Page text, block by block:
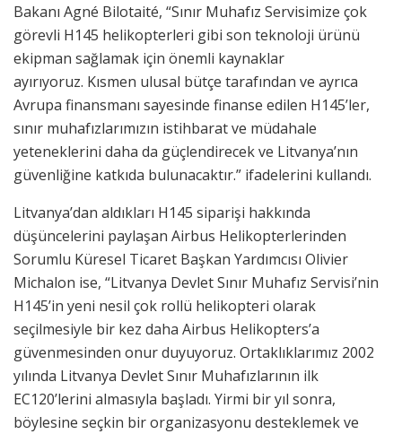
Bakanı Agné Bilotaité, “Sınır Muhafız Servisimize çok
görevli H145 helikopterleri gibi son teknoloji ürünü
ekipman sağlamak için önemli kaynaklar
ayırıyoruz. Kısmen ulusal bütçe tarafından ve ayrıca
Avrupa finansmanı sayesinde finanse edilen H145’ler,
sınır muhafızlarımızın istihbarat ve müdahale
yeteneklerini daha da güçlendirecek ve Litvanya’nın
güvenliğine katkıda bulunacaktır.” ifadelerini kullandı.
Litvanya’dan aldıkları H145 siparişi hakkında
düşüncelerini paylaşan Airbus Helikopterlerinden
Sorumlu Küresel Ticaret Başkan Yardımcısı Olivier
Michalon ise, “Litvanya Devlet Sınır Muhafız Servisi’nin
H145’in yeni nesil çok rollü helikopteri olarak
seçilmesiyle bir kez daha Airbus Helikopters’a
güvenmesinden onur duyuyoruz. Ortaklıklarımız 2002
yılında Litvanya Devlet Sınır Muhafızlarının ilk
EC120’lerini almasıyla başladı. Yirmi bir yıl sonra,
böylesine seçkin bir organizasyonu desteklemek ve